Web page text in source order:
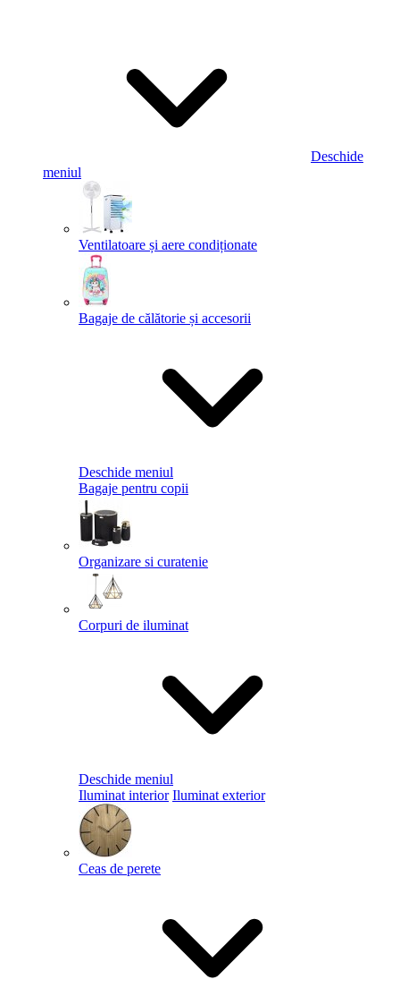
Deschide
meniul
Ventilatoare și aere condiționate
Bagaje de călătorie și accesorii
Deschide meniul
Bagaje pentru copii
Organizare si curatenie
Corpuri de iluminat
Deschide meniul
Iluminat interior Iluminat exterior
Ceas de perete